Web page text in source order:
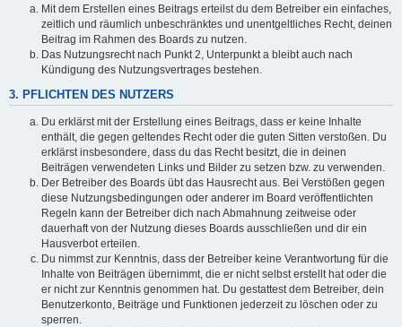
Mit dem Erstellen eines Beitrags erteilst du dem Betreiber ein einfaches,
zeitlich und räumlich unbeschränktes und unentgeltliches Recht, deinen
Beitrag im Rahmen des Boards zu nutzen.
Das Nutzungsrecht nach Punkt 2, Unterpunkt a bleibt auch nach
Kündigung des Nutzungsvertrages bestehen.
3. PFLICHTEN DES NUTZERS
Du erklärst mit der Erstellung eines Beitrags, dass er keine Inhalte
enthält, die gegen geltendes Recht oder die guten Sitten verstoßen. Du
erklärst insbesondere, dass du das Recht besitzt, die in deinen
Beiträgen verwendeten Links und Bilder zu setzen bzw. zu verwenden.
Der Betreiber des Boards übt das Hausrecht aus. Bei Verstößen gegen
diese Nutzungsbedingungen oder anderer im Board veröffentlichten
Regeln kann der Betreiber dich nach Abmahnung zeitweise oder
dauerhaft von der Nutzung dieses Boards ausschließen und dir ein
Hausverbot erteilen.
Du nimmst zur Kenntnis, dass der Betreiber keine Verantwortung für die
Inhalte von Beiträgen übernimmt, die er nicht selbst erstellt hat oder die
er nicht zur Kenntnis genommen hat. Du gestattest dem Betreiber, dein
Benutzerkonto, Beiträge und Funktionen jederzeit zu löschen oder zu
sperren.